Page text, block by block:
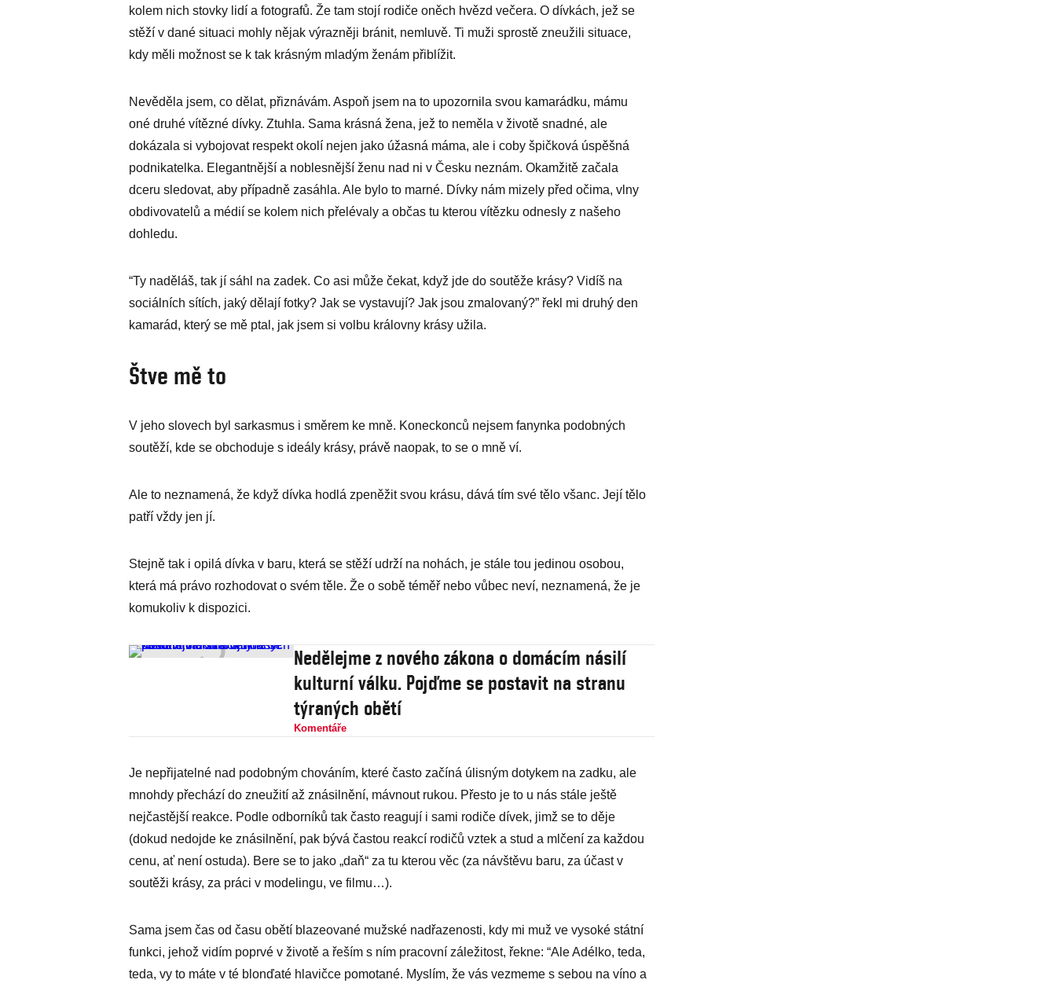
kolem nich stovky lidí a fotografů. Že tam stojí rodiče oněch hvězd večera. O dívkách, jež se
stěží v dané situaci mohly nějak výrazněji bránit, nemluvě. Ti muži sprostě zneužili situace,
kdy měli možnost se k tak krásným mladým ženám přiblížit.
Nevěděla jsem, co dělat, přiznávám. Aspoň jsem na to upozornila svou kamarádku, mámu
oné druhé vítězné dívky. Ztuhla. Sama krásná žena, jež to neměla v životě snadné, ale
dokázala si vybojovat respekt okolí nejen jako úžasná máma, ale i coby špičková úspěšná
podnikatelka. Elegantnější a noblesnější ženu nad ni v Česku neznám. Okamžitě začala
dceru sledovat, aby případně zasáhla. Ale bylo to marné. Dívky nám mizely před očima, vlny
obdivovatelů a médií se kolem nich přelévaly a občas tu kterou vítězku odnesly z našeho
dohledu.
“Ty naděláš, tak jí sáhl na zadek. Co asi může čekat, když jde do soutěže krásy? Vidíš na
sociálních sítích, jaký dělají fotky? Jak se vystavují? Jak jsou zmalovaný?” řekl mi druhý den
kamarád, který se mě ptal, jak jsem si volbu královny krásy užila.
Štve mě to
V jeho slovech byl sarkasmus i směrem ke mně. Koneckonců nejsem fanynka podobných
soutěží, kde se obchoduje s ideály krásy, právě naopak, to se o mně ví.
Ale to neznamená, že když dívka hodlá zpeněžit svou krásu, dává tím své tělo všanc. Její tělo
patří vždy jen jí.
Stejně tak i opilá dívka v baru, která se stěží udrží na nohách, je stále tou jedinou osobou,
která má právo rozhodovat o svém těle. Že o sobě téměř nebo vůbec neví, neznamená, že je
komukoliv k dispozici.
Nedělejme z nového zákona o domácím násilí
kulturní válku. Pojďme se postavit na stranu
týraných obětí
Komentáře
Je nepřijatelné nad podobným chováním, které často začíná úlisným dotykem na zadku, ale
mnohdy přechází do zneužití až znásilnění, mávnout rukou. Přesto je to u nás stále ještě
nejčastější reakce. Podle odborníků tak často reagují i sami rodiče dívek, jimž se to děje
(dokud nedojde ke znásilnění, pak bývá častou reakcí rodičů vztek a stud a mlčení za každou
cenu, ať není ostuda). Bere se to jako „daň“ za tu kterou věc (za návštěvu baru, za účast v
soutěži krásy, za práci v modelingu, ve filmu…).
Sama jsem čas od času obětí blazeované mužské nadřazenosti, kdy mi muž ve vysoké státní
funkci, jehož vidím poprvé v životě a řeším s ním pracovní záležitost, řekne: “Ale Adélko, teda,
teda, vy to máte v té blonďaté hlavičce pomotané. Myslím, že vás vezmeme s sebou na víno a